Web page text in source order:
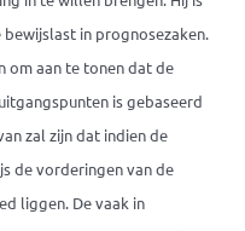
in prognosezaken.
om aan te tonen dat de
is gebaseerd
zal zijn dat indien de
de vorderingen van de
liggen. De vaak in